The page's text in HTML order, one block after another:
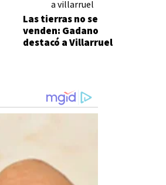
Las tierras no se
venden: Gadano
destacó a Villarruel